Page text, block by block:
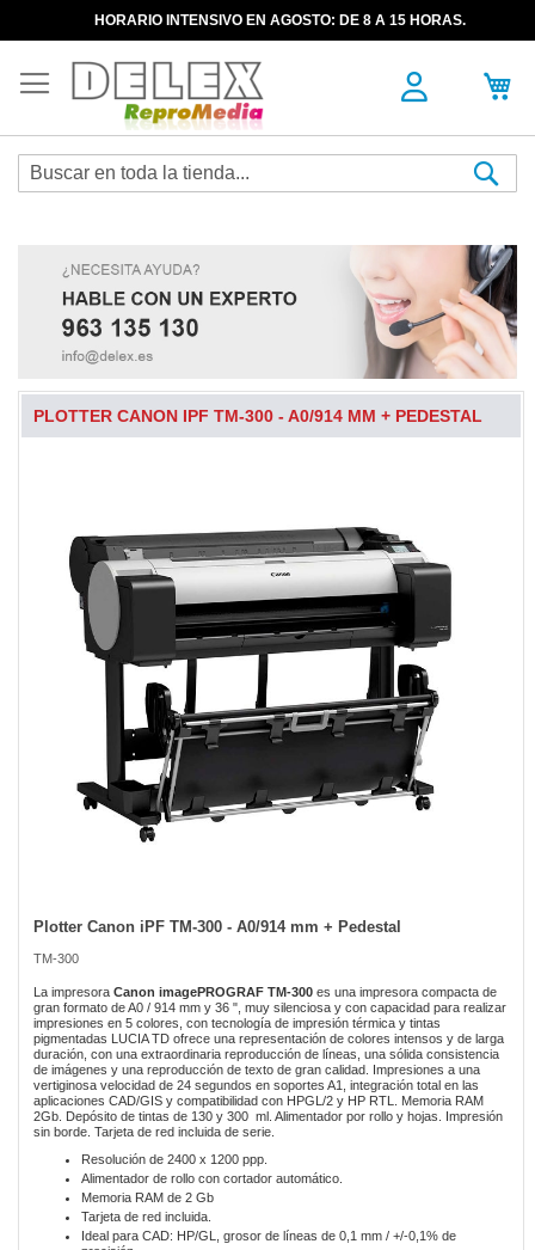
HORARIO INTENSIVO EN AGOSTO: DE 8 A 15 HORAS.
PLOTTER CANON IPF TM-300 - A0/914 MM + PEDESTAL
Plotter Canon iPF TM-300 - A0/914 mm + Pedestal
TM-300
La impresora Canon imagePROGRAF TM-300 es una impresora compacta de
gran formato de A0 / 914 mm y 36 ", muy silenciosa y con capacidad para realizar
impresiones en 5 colores, con tecnología de impresión térmica y tintas
pigmentadas LUCIA TD ofrece una representación de colores intensos y de larga
duración, con una extraordinaria reproducción de líneas, una sólida consistencia
de imágenes y una reproducción de texto de gran calidad. Impresiones a una
vertiginosa velocidad de 24 segundos en soportes A1, integración total en las
aplicaciones CAD/GIS y compatibilidad con HPGL/2 y HP RTL. Memoria RAM
2Gb. Depósito de tintas de 130 y 300 ml. Alimentador por rollo y hojas. Impresión
sin borde. Tarjeta de red incluida de serie.
Resolución de 2400 x 1200 ppp.
Alimentador de rollo con cortador automático.
Memoria RAM de 2 Gb
Tarjeta de red incluida.
Ideal para CAD: HP/GL, grosor de líneas de 0,1 mm / +/-0,1% de
Skip
the
beginning
the
images
gallery